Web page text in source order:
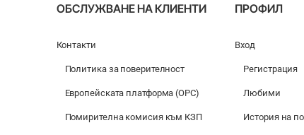
ОБСЛУЖВАНЕ НА КЛИЕНТИ
Контакти
Политика за поверителност
Европейската платформа (ОРС)
Помирителна комисия към КЗП
ПРОФИЛ
Вход
Регистрация
Любими
История на